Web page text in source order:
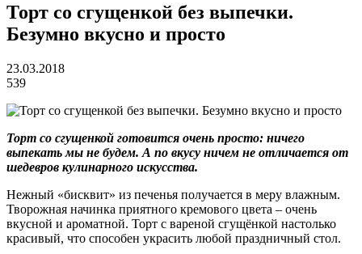
Торт со сгущенкой без выпечки.
Безумно вкусно и просто
23.03.2018
539
Торт со сгущенкой готовится очень просто: ничего
выпекать мы не будем. А по вкусу ничем не отличается от
шедевров кулинарного искусства.
Нежный «бисквит» из печенья получается в меру влажным.
Творожная начинка приятного кремового цвета – очень
вкусной и ароматной. Торт с вареной сгущёнкой настолько
красивый, что способен украсить любой праздничный стол.